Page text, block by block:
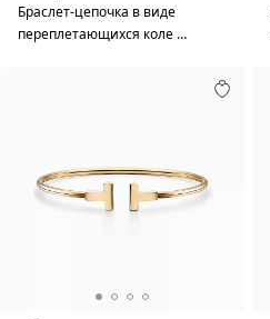
Браслет-цепочка в виде
переплетающихся коле …